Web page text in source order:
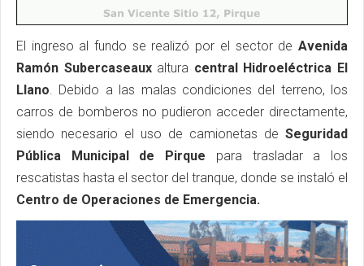
El ingreso al fundo se realizó por el sector de Avenida
Ramón Subercaseauxaltura central Hidroeléctrica El
Llano . Debido a las malas condiciones del terreno, los
carros de bomberos no pudieron acceder directamente,
siendo necesario el uso de camionetas de Seguridad
Pública Municipal
de Pirque para trasladar a los
rescatistas hasta el sector del tranque, donde se instaló el
Centro de Operaciones de Emergencia.